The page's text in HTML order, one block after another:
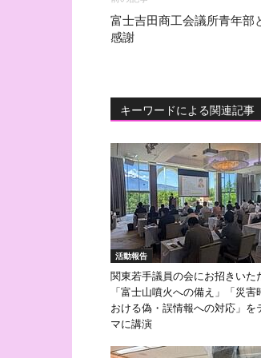
富士吉田商工会議所青年部
感謝
キーワードによる関連記事
活動報告
関東若手議員の会にお招きいた
「富士山噴火への備え」「災害
おける偽・誤情報への対応」を
マに講演